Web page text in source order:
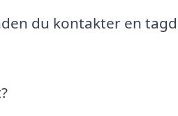
du kontakter en